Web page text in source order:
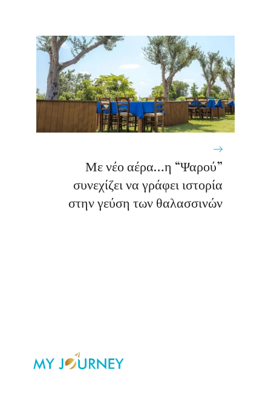
Με νέο αέρα…η “Ψαρού”
συνεχίζει να γράφει ιστορία
στην γεύση των θαλασσινών